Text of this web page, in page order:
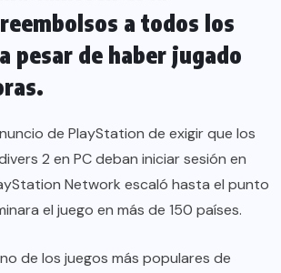
a todos los
pesar de haber jugado
de PlayStation de exigir que los
2 en PC deban iniciar sesión en
Network escaló hasta el punto
el juego en más de 150 países.
de los juegos más populares de